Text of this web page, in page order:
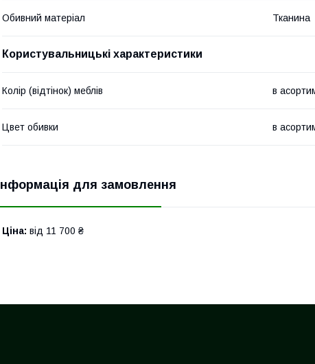
Обивний матеріал Тканина
Користувальницькі характеристики
Колір (відтінок) меблів в
Цвет обивки в
Інформація для замовлення
Ціна: від 11 700 ₴